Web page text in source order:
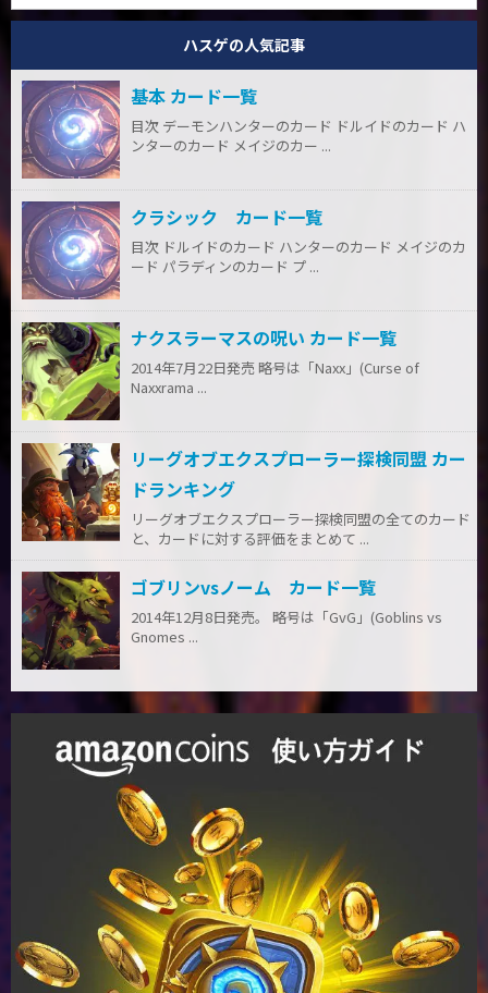
ハスゲの人気記事
基本 カード一覧
目次 デーモンハンターのカード ドルイドのカード ハ
ンターのカード メイジのカー ...
クラシック カード一覧
目次 ドルイドのカード ハンターのカード メイジのカ
ード パラディンのカード プ ...
ナクスラーマスの呪い カード一覧
2014年7月22日発売 略号は「Naxx」(Curse of
Naxxrama ...
リーグオブエクスプローラー探検同盟 カー
ドランキング
リーグオブエクスプローラー探検同盟の全てのカード
と、カードに対する評価をまとめて ...
ゴブリンvsノーム カード一覧
2014年12月8日発売。 略号は「GvG」(Goblins vs
Gnomes ...